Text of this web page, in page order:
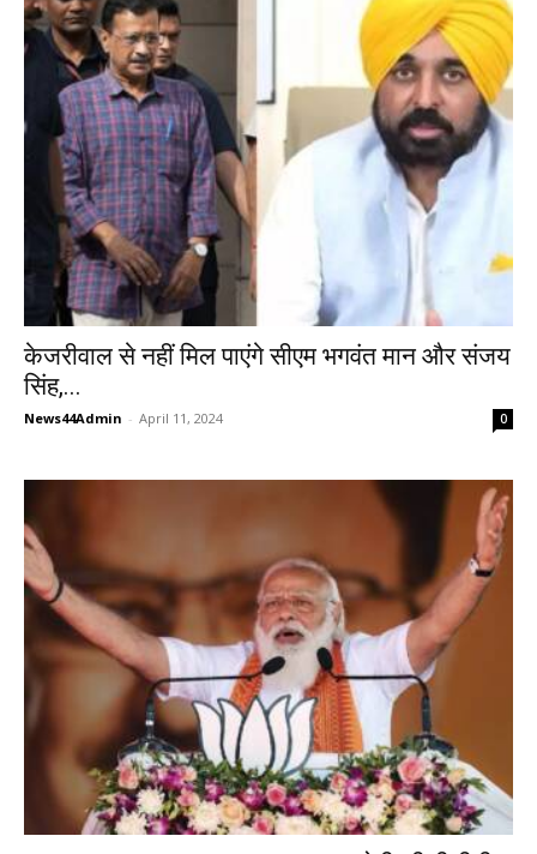
केजरीवाल से नहीं मिल पाएंगे सीएम भगवंत मान और संजय
सिंह,...
News44Admin - April 11, 2024 0